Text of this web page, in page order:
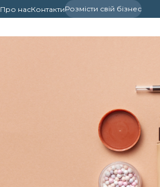
Про насКонтактиРозмісти свій бізнес